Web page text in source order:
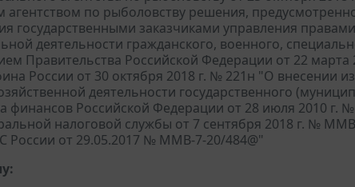
по рыболовству решения,
государственными заказчиками управления
деятельности гражданского, военного,
Правительства Российской Федерации от 22 марта
России от 30 октября 2018 г. № 221н "О внесении
деятельности государственного
финансов Российской Федерации от 28 июля 2010 г.
налоговой службы от 7 сентября 2018 г. №
России от 29.05.2017 № ММВ-7-20/484@"